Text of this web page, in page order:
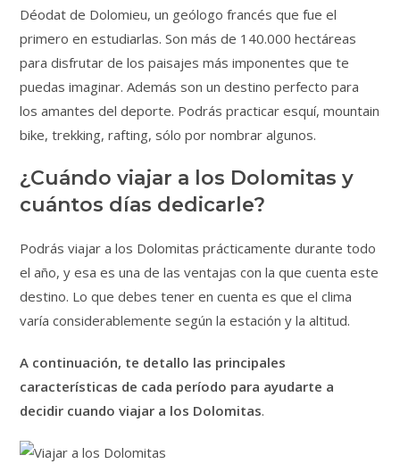
Déodat de Dolomieu, un geólogo francés que fue el
primero en estudiarlas. Son más de 140.000 hectáreas
para disfrutar de los paisajes más imponentes que te
puedas imaginar. Además son un destino perfecto para
los amantes del deporte. Podrás practicar esquí, mountain
bike, trekking, rafting, sólo por nombrar algunos.
¿Cuándo viajar a los Dolomitas y
cuántos días dedicarle?
Podrás viajar a los Dolomitas prácticamente durante todo
el año, y esa es una de las ventajas con la que cuenta este
destino. Lo que debes tener en cuenta es que el clima
varía considerablemente según la estación y la altitud.
A continuación, te detallo las principales
características de cada período para ayudarte a
decidir cuando viajar a los Dolomitas.